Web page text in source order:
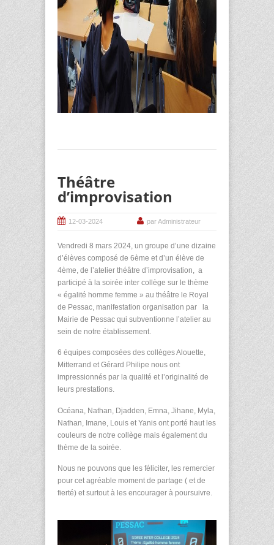
Théâtre
d’improvisation
12-03-2024 par Administrateur
Vendredi 8 mars 2024, un groupe d’une dizaine
d’élèves composé de 6ème et d’un élève de
4ème, de l’atelier théâtre d’improvisation, a
participé à la soirée inter collège sur le thème
« égalité homme femme » au théâtre le Royal
de Pessac, manifestation organisation par la
Mairie de Pessac qui subventionne l’atelier au
sein de notre établissement.
6 équipes composées des collèges Alouette,
Mitterrand et Gérard Philipe nous ont
impressionnés par la qualité et l’originalité de
leurs prestations.
Océana, Nathan, Djadden, Emna, Jihane, Myla,
Nathan, Imane, Louis et Yanis ont porté haut les
couleurs de notre collège mais également du
thème de la soirée.
Nous ne pouvons que les féliciter, les remercier
pour cet agréable moment de partage ( et de
fierté) et surtout à les encourager à poursuivre.